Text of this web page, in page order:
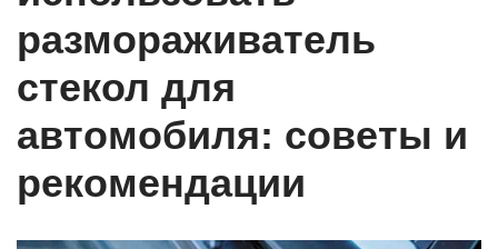
размораживатель
стекол для
автомобиля: советы и
рекомендации